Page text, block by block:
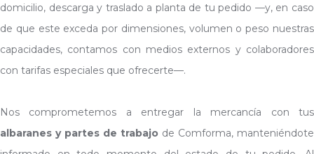
domicilio, descarga y traslado a planta de tu pedido —y, en caso
de que este exceda por dimensiones, volumen o peso nuestras
capacidades, contamos con medios externos y colaboradores
con tarifas especiales que ofrecerte—.
Nos comprometemos a entregar la mercancía con tus
albaranes y partes de trabajo de Comforma, manteniéndote